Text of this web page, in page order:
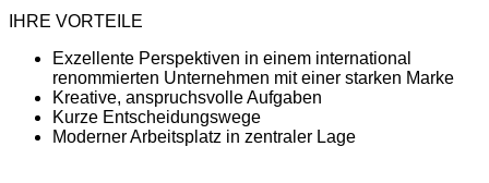
IHRE VORTEILE
Exzellente Perspektiven in einem international
renommierten Unternehmen mit einer starken Marke
Kreative, anspruchsvolle Aufgaben
Kurze Entscheidungswege
Moderner Arbeitsplatz in zentraler Lage